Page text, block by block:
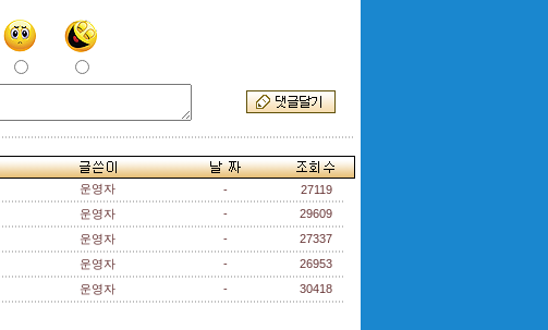
운영자 -
27119
운영자 -
29609
운영자 -
27337
운영자 -
26953
운영자 - 30418